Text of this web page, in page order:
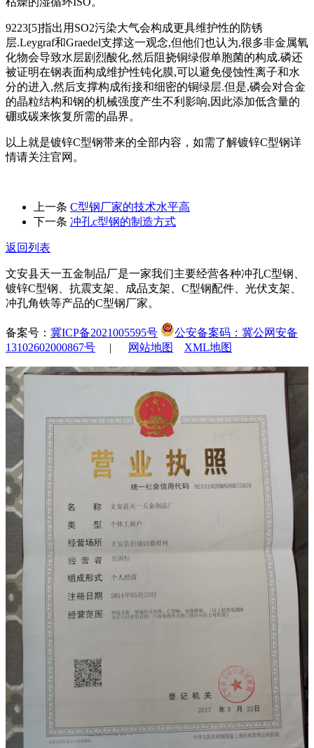
9223[5]指出用SO2污染大气会构成更具维护性的防锈
层.Leygraf和Graedel支撑这一观念,但他们也认为,很多非金属氧
化物会导致水层剧烈酸化,然后阻挠铜绿假单胞菌的构成.磷还
被证明在钢表面构成维护性钝化膜,可以避免侵蚀性离子和水
分的进入,然后支撑构成衔接和细密的铜绿层.但是,磷会对合金
的晶粒结构和钢的机械强度产生不利影响,因此添加低含量的
硼或碳来恢复所需的晶界。
以上就是镀锌C型钢带来的全部内容，如需了解镀锌C型钢详
情请关注官网。
上一条 C型钢厂家的技术水平高
下一条 冲孔c型钢的制造方式
返回列表
文安县天一五金制品厂是一家我们主要经营各种冲孔C型钢、
镀锌C型钢、抗震支架、成品支架、C型钢配件、光伏支架、
冲孔角铁等产品的C型钢厂家。
备案号： 冀ICP备2021005595号
公安备案码：冀公网安备
13102602000867号 | 网站地图 XML地图